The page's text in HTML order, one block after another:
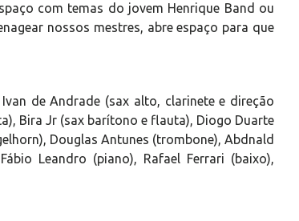
com temas do jovem Henrique Band ou
nossos mestres, abre espaço para que
de Andrade (sax alto, clarinete e direção
Bira Jr (sax barítono e flauta), Diogo Duarte
Douglas Antunes (trombone), Abdnald
Leandro (piano), Rafael Ferrari (baixo),